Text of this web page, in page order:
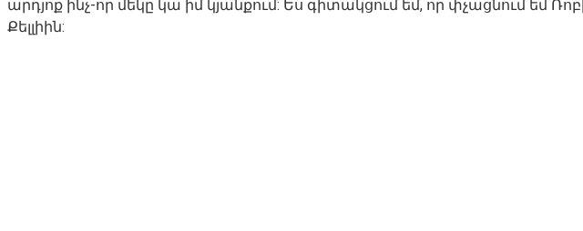
արդյոք ինչ-որ մեկը կա իմ կյանքում: Ես գիտակցում եմ, որ փչացնում եմ
Քելլիին: